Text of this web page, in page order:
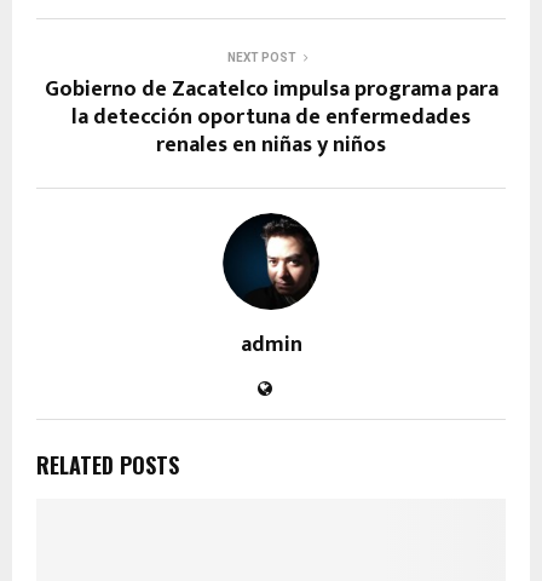
NEXT POST
Gobierno de Zacatelco impulsa programa para
la detección oportuna de enfermedades
renales en niñas y niños
admin
RELATED POSTS